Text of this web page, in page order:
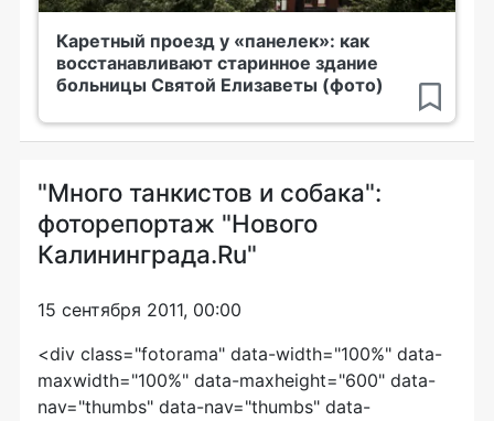
Каретный проезд у «панелек»: как
восстанавливают старинное здание
больницы Святой Елизаветы (фото)
"Много танкистов и собака":
фоторепортаж "Нового
Калининграда.Ru"
15 сентября 2011, 00:00
<div class="fotorama" data-width="100%" data-
maxwidth="100%" data-maxheight="600" data-
nav="thumbs" data-nav="thumbs" data-